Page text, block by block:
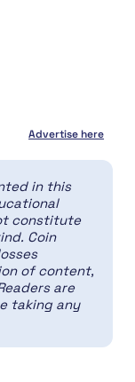
Advertise here
in this
constitute
Coin
of content,
are
taking any